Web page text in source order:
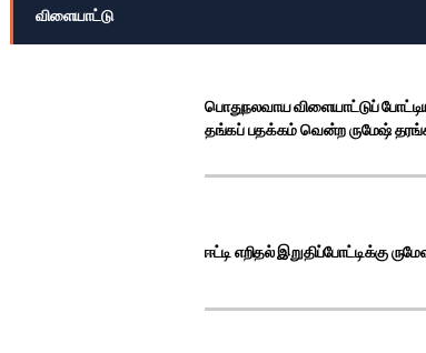
விளையாட்டு
​பொதுநலவாய விளையாட்டுப்
தங்கப் பதக்கம் வென்ற ருமேஷ்
ஈட்டி எறிதல் இறுதிப்போட்டிக்கு